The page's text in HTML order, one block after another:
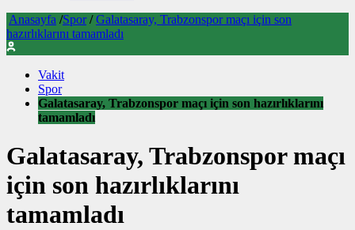
Anasayfa /Spor / Galatasaray, Trabzonspor maçı için son
hazırlıklarını tamamladı
Vakit
Spor
Galatasaray, Trabzonspor maçı için son hazırlıklarını
tamamladı
Galatasaray, Trabzonspor maçı
için son hazırlıklarını
tamamladı